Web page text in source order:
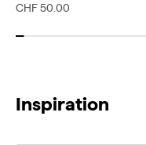
Prix de vente
CHF 50.00
Inspiration